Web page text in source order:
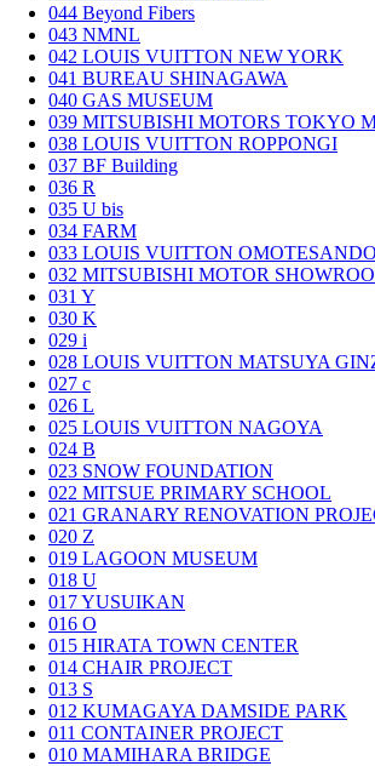
044 Beyond Fibers
043 NMNL
042 LOUIS VUITTON NEW YORK
041 BUREAU SHINAGAWA
040 GAS MUSEUM
039 MITSUBISHI MOTORS TOKYO
038 LOUIS VUITTON ROPPONGI
037 BF Building
036 R
035 U bis
034 FARM
033 LOUIS VUITTON OMOTESANDO
032 MITSUBISHI MOTOR
031 Y
030 K
029 i
028 LOUIS VUITTON MATSUYA
027 c
026 L
025 LOUIS VUITTON NAGOYA
024 B
023 SNOW FOUNDATION
022 MITSUE PRIMARY SCHOOL
021 GRANARY RENOVATION
020 Z
019 LAGOON MUSEUM
018 U
017YUSUIKAN
016 O
015 HIRATA TOWN CENTER
014 CHAIR PROJECT
013 S
012 KUMAGAYA DAMSIDE PARK
011 CONTAINER PROJECT
010 MAMIHARA BRIDGE